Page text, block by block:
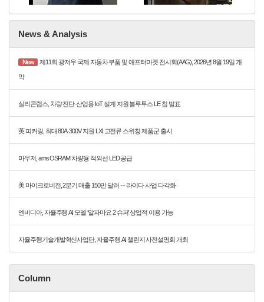
News & Analysis
New 제11회 광저우 국제 자동차 부품 및 애프터마켓 전시회(AAG), 2026년 8월 19일 개
막
실리콘랩스, 차량 진단·산업용 IoT 설계 지원 블루투스 LE 칩 발표
英 피커링, 최대 80A·300V 지원 LXI 고전류 스위칭 제품군 출시
마우저, ams OSRAM 차량용 적외선 LED 공급
美 마이크로비전, 2분기 매출 150만 달러 ··· 라이다 사업 다각화
엔비디아, 자율주행 AI 모델 ‘알파마요 2 슈퍼’ 상업적 이용 가능
자율주행기술개발혁신사업단, 자율주행 AI 챌린지 사전설명회 개최
Column